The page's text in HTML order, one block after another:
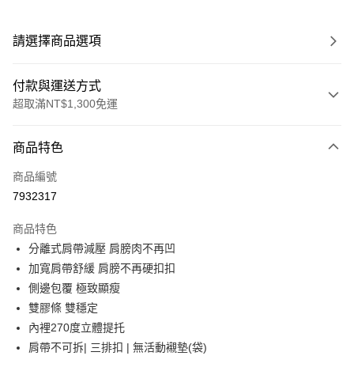
請選擇商品選項
付款與運送方式
超取滿NT$1,300免運
信用卡一次付款
超商取貨付款
運送方式
全家取貨付款
每筆NT$90，滿NT$1,300(含以上)免運費
付款後全家取貨
每筆NT$90，滿NT$1,300(含以上)免運費
7-11取貨付款
商品特色
商品編號
7932317
商品特色
分離式肩帶減壓 肩膀肉不再凹
加寬肩帶舒緩 肩膀不再硬扣扣
側邊包覆 極致顯瘦
雙膠條 雙穩定
內裡270度立體提托
肩帶不可拆| 三排扣 | 無活動襯墊(袋)